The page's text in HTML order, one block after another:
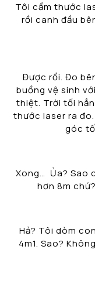
Tôi cầm thước
rồi canh đầu
Được rồi. Đo
buồng vệ sinh
thiệt. Trời tối
thước laser ra
góc
Xong… Ủa? Sao
hơn 8m
Hả? Tôi dòm
4m1. Sao?